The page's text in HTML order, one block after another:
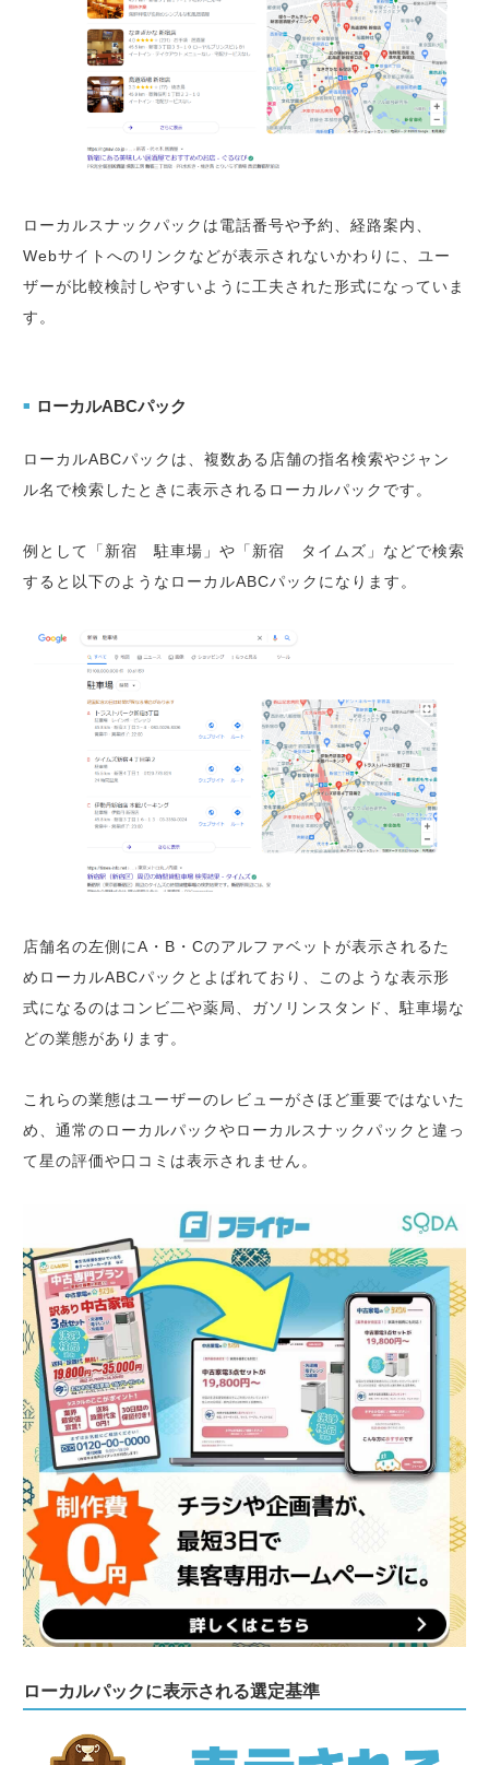
ローカルスナックパックは電話番号や予約、経路案内、
Webサイトへのリンクなどが表示されないかわりに、ユー
ザーが比較検討しやすいように工夫された形式になっていま
す。
■ ローカルABCパック
ローカルABCパックは、複数ある店舗の指名検索やジャン
ル名で検索したときに表示されるローカルパックです。
例として「新宿 駐車場」や「新宿 タイムズ」などで検索
すると以下のようなローカルABCパックになります。
店舗名の左側にA・B・Cのアルファベットが表示されるた
めローカルABCパックとよばれており、このような表示形
式になるのはコンビ二や薬局、ガソリンスタンド、駐車場な
どの業態があります。
これらの業態はユーザーのレビューがさほど重要ではないた
め、通常のローカルパックやローカルスナックパックと違っ
て星の評価や口コミは表示されません。
ローカルパックに表示される選定基準